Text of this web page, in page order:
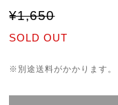
¥1,650
SOLD OUT
※別途送料がかかります。